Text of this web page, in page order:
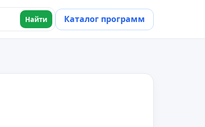
Найти Каталог программ